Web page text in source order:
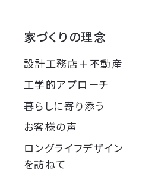
家づくりの理念
設計工務店＋不動産
工学的アプローチ
暮らしに寄り添う
お客様の声
ロングライフデザイン
を訪ねて